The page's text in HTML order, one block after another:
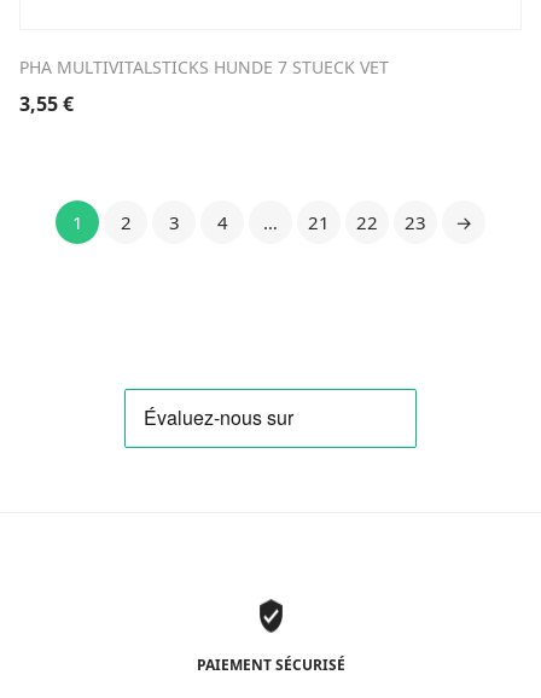
PHA MULTIVITALSTICKS HUNDE 7 STUECK VET
3,55€
1 2 3 4 … 21 22 23 →
PAIEMENT SÉCURISÉ